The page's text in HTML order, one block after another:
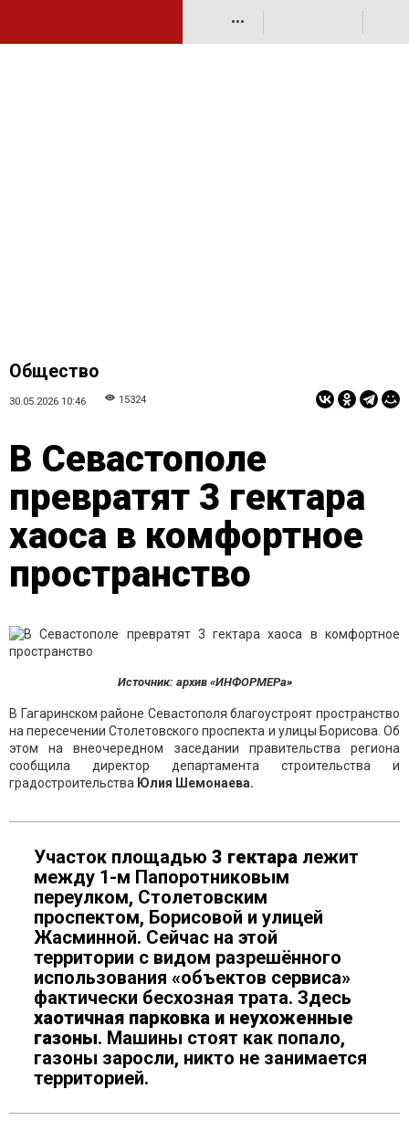
•••
Общество
30.05.2026 10:46 15324
В Севастополе
превратят 3 гектара
хаоса в комфортное
пространство
Источник: архив «ИНФОРМЕРа»
В Гагаринском районе Севастополя благоустроят пространство
на пересечении Столетовского проспекта и улицы Борисова. Об
этом на внеочередном заседании правительства региона
сообщила директор департамента строительства и
градостроительства Юлия Шемонаева.
Участок площадью 3 гектара лежит
между 1-м Папоротниковым
переулком, Столетовским
проспектом, Борисовой и улицей
Жасминной. Сейчас на этой
территории с видом разрешённого
использования «объектов сервиса»
фактически бесхозная трата. Здесь
хаотичная парковка и неухоженные
газоны. Машины стоят как попало,
газоны заросли, никто не занимается
территорией.